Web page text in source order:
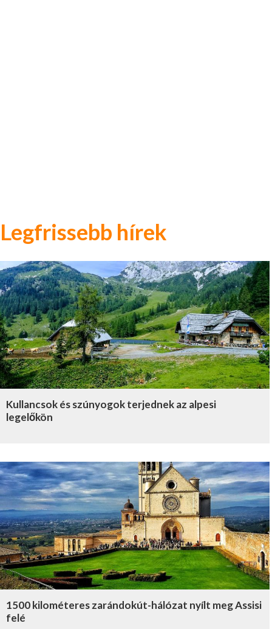
Legfrissebb hírek
Kullancsok és szúnyogok terjednek az alpesi
legelőkön
1500 kilométeres zarándokút-hálózat nyílt meg Assisi
felé